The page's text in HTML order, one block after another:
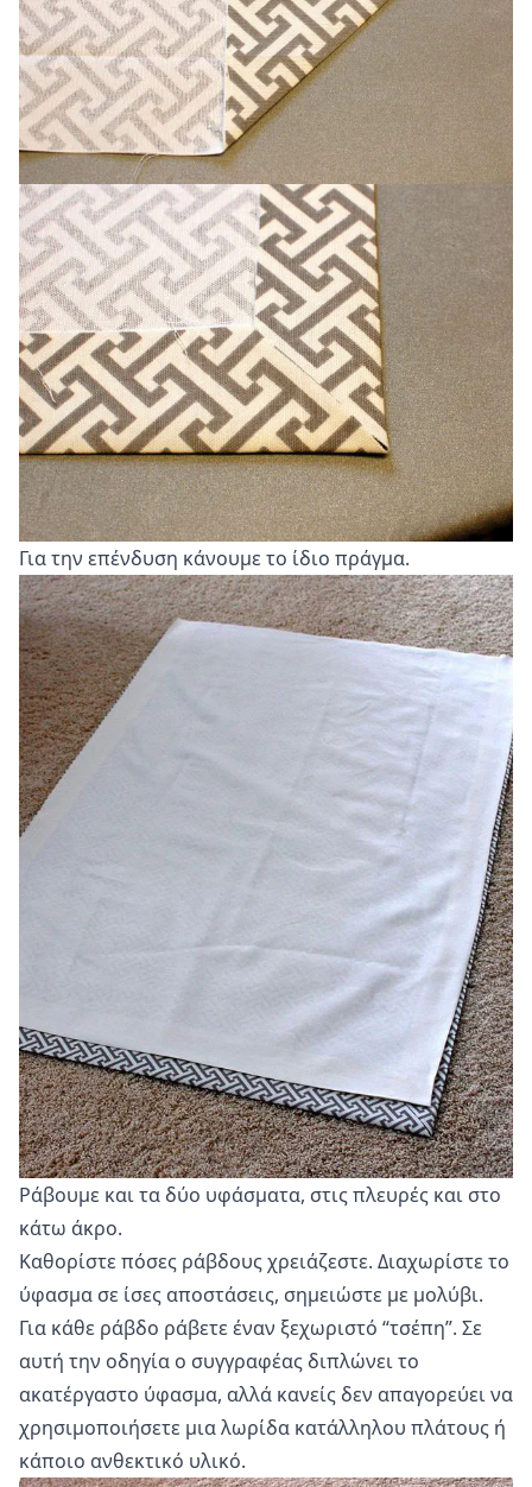
Για την επένδυση κάνουμε το ίδιο πράγμα.
Ράβουμε και τα δύο υφάσματα, στις πλευρές και στο
κάτω άκρο.
Καθορίστε πόσες ράβδους χρειάζεστε. Διαχωρίστε το
ύφασμα σε ίσες αποστάσεις, σημειώστε με μολύβι.
Για κάθε ράβδο ράβετε έναν ξεχωριστό “τσέπη”. Σε
αυτή την οδηγία ο συγγραφέας διπλώνει το
ακατέργαστο ύφασμα, αλλά κανείς δεν απαγορεύει να
χρησιμοποιήσετε μια λωρίδα κατάλληλου πλάτους ή
κάποιο ανθεκτικό υλικό.